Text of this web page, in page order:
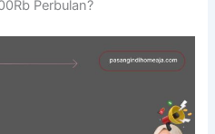
Perbulan?